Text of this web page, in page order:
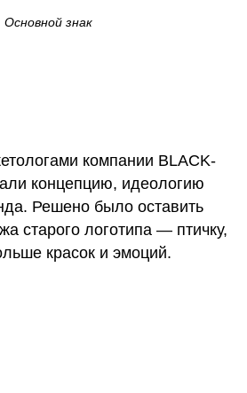
Основной знак
компании BLACK-
концепцию, идеологию
Решено было оставить
старого логотипа — птичку,
красок и эмоций.